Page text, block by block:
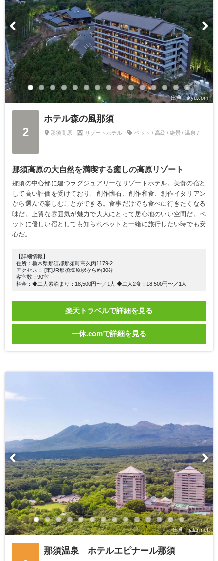
出典：ikyu.com
2
ホテル森の風那須
那須高原 リゾートホテル ペット / 高級 / 絶景 / 温泉 /
那須高原の大自然を満喫する癒しの高原リゾート
那須の中心部に建つラグジュアリーなリゾートホテル。美食の宿と
して高い評価を受けており、創作懐石、創作和食、創作イタリアン
から選んで楽しむことができる。食事だけでも食べに行きたくなる
味だ。上質な雰囲気が魅力で大人にとって居心地のいい空間だ。ペ
ットに優しい宿としても知られペットと一緒に旅行したい時でも安
心だ。
【詳細情報】
住所：栃木県那須郡那須町高久丙1179-2
アクセス： [車]JR那須塩原駅から約30分
客室数：90室
料金：◆二人素泊まり：18,500円〜／1人 ◆二人2食：18,500円〜／1人
楽天トラベルで詳細を見る
一休.comで詳細を見る
出典：jalan.net
那須温泉 ホテルエピナール那須